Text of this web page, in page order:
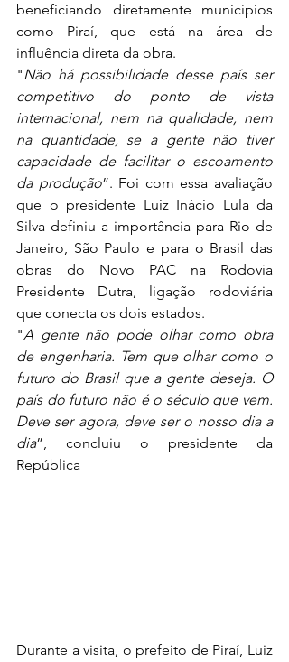
beneficiando diretamente municípios
como Piraí, que está na área de
influência direta da obra.
"Não há possibilidade desse país ser
competitivo do ponto de vista
internacional, nem na qualidade, nem
na quantidade, se a gente não tiver
capacidade de facilitar o escoamento
da produção”. Foi com essa avaliação
que o presidente Luiz Inácio Lula da
Silva definiu a importância para Rio de
Janeiro, São Paulo e para o Brasil das
obras do Novo PAC na Rodovia
Presidente Dutra, ligação rodoviária
que conecta os dois estados.
"A gente não pode olhar como obra
de engenharia. Tem que olhar como o
futuro do Brasil que a gente deseja. O
país do futuro não é o século que vem.
Deve ser agora, deve ser o nosso dia a
dia”, concluiu o presidente da
República
Durante a visita, o prefeito de Piraí, Luiz